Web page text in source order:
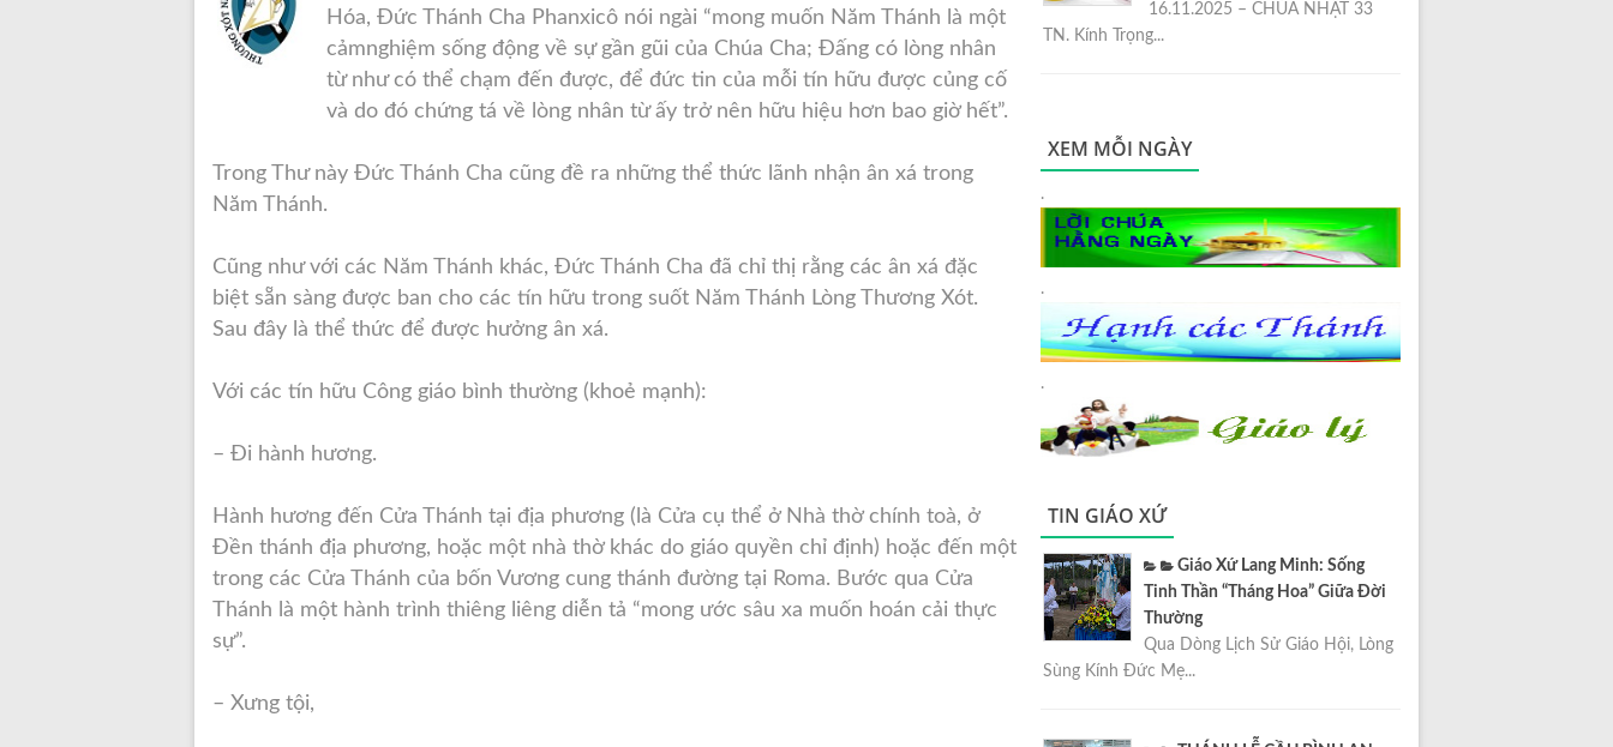
Hóa, Đức Thánh Cha Phanxicô nói ngài “mong muốn Năm Thánh là một
cảmnghiệm sống động về sự gần gũi của Chúa Cha; Đấng có lòng nhân
từ như có thể chạm đến được, để đức tin của mỗi tín hữu được củng cố
và do đó chứng tá về lòng nhân từ ấy trở nên hữu hiệu hơn bao giờ hết”.
Trong Thư này Đức Thánh Cha cũng đề ra những thể thức lãnh nhận ân xá trong
Năm Thánh.
Cũng như với các Năm Thánh khác, Đức Thánh Cha đã chỉ thị rằng các ân xá đặc
biệt sẵn sàng được ban cho các tín hữu trong suốt Năm Thánh Lòng Thương Xót.
Sau đây là thể thức để được hưởng ân xá.
Với các tín hữu Công giáo bình thường (khoẻ mạnh):
– Đi hành hương.
Hành hương đến Cửa Thánh tại địa phương (là Cửa cụ thể ở Nhà thờ chính toà, ở
Đền thánh địa phương, hoặc một nhà thờ khác do giáo quyền chỉ định) hoặc đến một
trong các Cửa Thánh của bốn Vương cung thánh đường tại Roma. Bước qua Cửa
Thánh là một hành trình thiêng liêng diễn tả “mong ước sâu xa muốn hoán cải thực
sự”.
– Xưng tội,
16.11.2025 – CHÚA NHẬT 33
TN. Kính Trọng...
XEM MỖI NGÀY
.
.
.
TIN GIÁO XỨ
Giáo Xứ Lang Minh: Sống
Tinh Thần “Tháng Hoa” Giữa Đời
Thường
Qua Dòng Lịch Sử Giáo Hội, Lòng
Sùng Kính Đức Mẹ...